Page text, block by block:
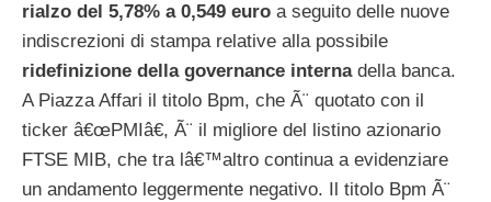
rialzo del 5,78% a 0,549 euro a seguito delle nuove
indiscrezioni di stampa relative alla possibile
ridefinizione della governance interna della banca.
A Piazza Affari il titolo Bpm, che Ã¨ quotato con il
ticker â€œPMIâ€, Ã¨ il migliore del listino azionario
FTSE MIB, che tra lâ€™altro continua a evidenziare
un andamento leggermente negativo. Il titolo Bpm Ã¨